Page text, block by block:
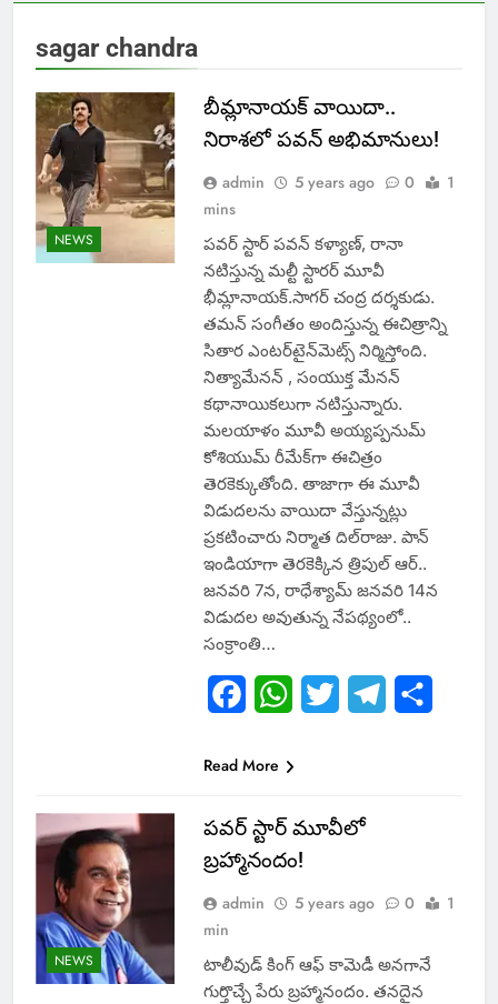
sagar chandra
NEWS
బీమ్లానాయక్ వాయిదా..
నిరాశలో పవన్ అభిమానులు!
admin 5 years ago 0
1
mins
పవర్ స్టార్ పవన్ కళ్యాణ్, రానా
నటిస్తున్న మల్టీ స్టారర్ మూవీ
భీమ్లానాయక్‌.సాగర్‌ చంద్ర దర్శకుడు.
తమన్‌ సంగీతం అందిస్తున్న ఈచిత్రాన్ని
సితార ఎంటర్‌టైన్‌మెట్స్‌ నిర్మిస్తోంది.
నిత్యామేనన్‌ , సంయుక్త మేనన్‌
కథానాయికలుగా నటిస్తున్నారు.
మలయాళం మూవీ అయ్యప్పనుమ్‌
కోశియుమ్‌ రీమేక్‌గా ఈచిత్రం
తెరకెక్కుతోంది. తాజాగా ఈ మూవీ
విడుదలను వాయిదా వేస్తున్నట్లు
ప్రకటించారు నిర్మాత దిల్‌రాజు. పాన్‌
ఇండియాగా తెరకెక్కిన త్రిపుల్‌ ఆర్‌..
జనవరి 7న, రాధేశ్యామ్‌ జనవరి 14న
విడుదల అవుతున్న నేపథ్యంలో..
సంక్రాంతి…
FacebookWhatsApp
Twitter Telegram
Read More
NEWS
పవర్ స్టార్ మూవీలో
బ్రహ్మానందం!
admin 5 years ago 0
1
min
టాలీవుడ్ కింగ్ ఆఫ్ కామెడీ అనగానే
గుర్తొచ్చే పేరు బ్రహ్మానందం. తనదైన